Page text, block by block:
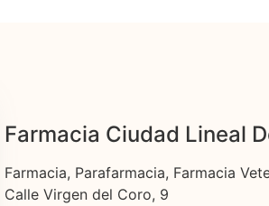
Farmacia Ciudad Lineal
Farmacia, Parafarmacia, Farmacia
Calle Virgen del Coro, 9